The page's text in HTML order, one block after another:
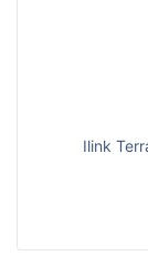
Ilink